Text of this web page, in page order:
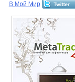
В Мой Мир